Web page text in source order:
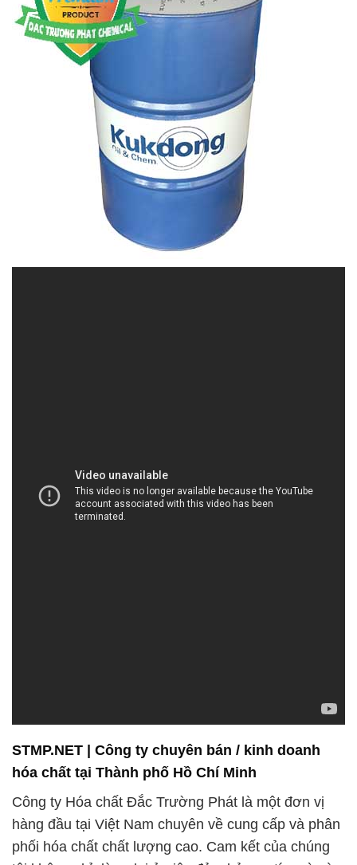
STMP.NET | Công ty chuyên bán / kinh doanh
hóa chất tại Thành phố Hồ Chí Minh
Công ty Hóa chất Đắc Trường Phát là một đơn vị
hàng đầu tại Việt Nam chuyên về cung cấp và phân
phối hóa chất chất lượng cao. Cam kết của chúng